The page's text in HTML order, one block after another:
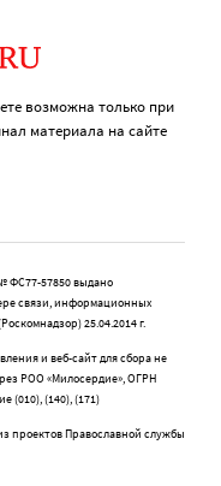
возможна только при
материала на сайте
ФС77-57850 выдано
связи, информационных
25.04.2014 г.
и веб-сайт для сбора не
РОО «Милосердие», ОГРН
(010), (140), (171)
проектов Православной службы